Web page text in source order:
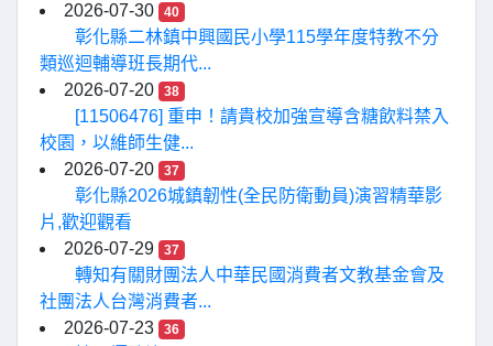
2026-07-30
40
彰化縣二林鎮中興國民小學115學年度特教不分
類巡迴輔導班長期代...
2026-07-20
38
[11506476] 重申！請貴校加強宣導含糖飲料禁入
校園，以維師生健...
2026-07-20
37
彰化縣2026城鎮韌性(全民防衛動員)演習精華影
片,歡迎觀看
2026-07-29
37
轉知有關財團法人中華民國消費者文教基金會及
社團法人台灣消費者...
2026-07-23
36